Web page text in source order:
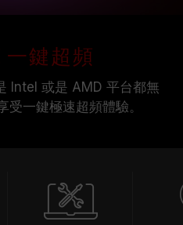
一鍵超頻
Intel 或是 AMD 平台都無
受一鍵極速超頻體驗。